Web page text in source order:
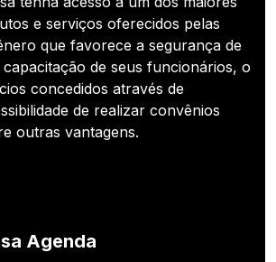
e serviços oferecidos pelas
que favorece a segurança de
de seus funcionários, o
concedidos através de
de realizar convênios
outras vantagens.
Agenda